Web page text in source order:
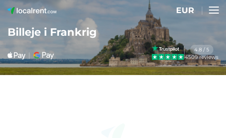
EUR
Billeje i Frankrig
4.8 / 5
4509 reviews